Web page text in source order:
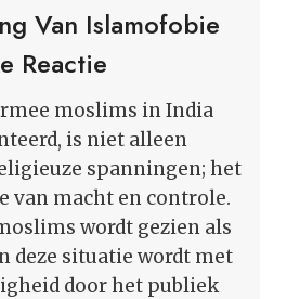
Van Islamofobie
Reactie
moslims in India
is niet alleen
spanningen; het
van macht en controle.
wordt gezien als
deze situatie wordt met
door het publiek